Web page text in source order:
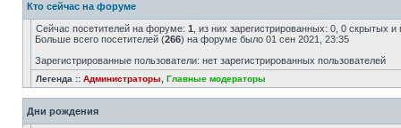
Кто сейчас на форуме
Сейчас посетителей на форуме: 1 , из них зарегистрированных: 0, 0 скрытых
Больше всего посетителей (266) на форуме было 01 сен 2021, 23:35
Зарегистрированные пользователи: нет зарегистрированных пользователей
Легенда :: Администраторы Главные модераторы
Дни рождения